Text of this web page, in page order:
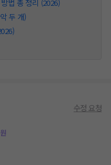
법 총 정리 (2026)
두 개)
수정 요청